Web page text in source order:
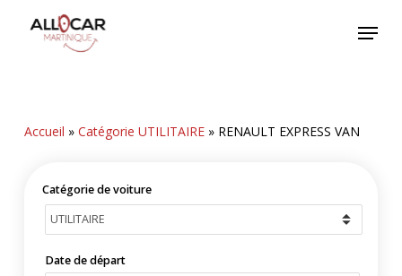
Menu
Accueil » Catégorie UTILITAIRE» RENAULT EXPRESS VAN
Catégorie de voiture
Date de départ